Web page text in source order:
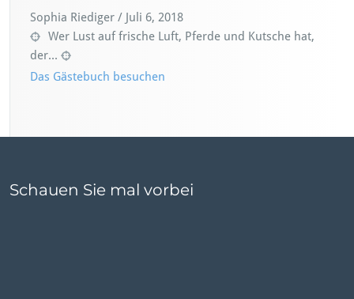
Sophia Riediger / Juli 6, 2018
Wer Lust auf frische Luft, Pferde und Kutsche hat,
der...
Das Gästebuch besuchen
Schauen Sie mal vorbei